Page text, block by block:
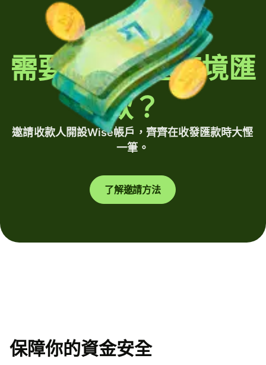
需要定期發送跨境匯
款？
邀請收款人開設Wise帳戶，齊齊在收發匯款時大慳
一筆。
了解邀請方法
保障你的資金安全